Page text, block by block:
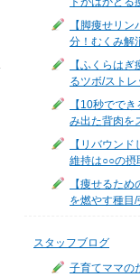
【脚痩せリ
分！むくみ解
【ふくらは
るツボ/スト
【10秒でで
み出た背肉を
【リバウン
維持は○○の摂
【痩せるた
を燃やす種目
スタッフブログ
子育てママの